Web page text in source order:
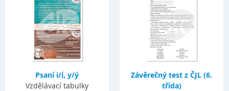
Psaní i/í, y/ý
Vzdělávací tabulky
Závěrečný test z ČJL (6.
třída)